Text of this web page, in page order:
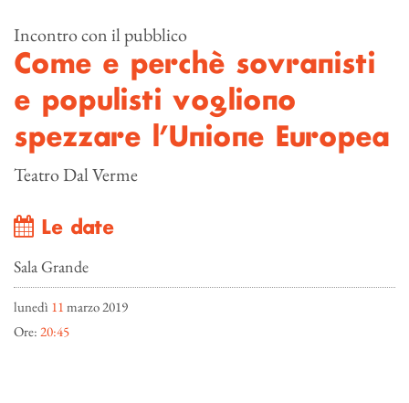
Incontro con il pubblico
Come e perchè sovranisti
e populisti vogliono
spezzare l’Unione Europea
Teatro Dal Verme
Le date
Sala Grande
lunedì 11 marzo 2019
Ore: 20:45